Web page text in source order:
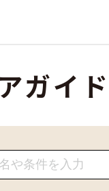
ガイド